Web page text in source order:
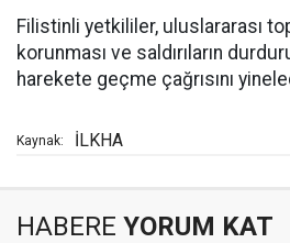
Filistinli yetkililer, uluslararası
korunması ve saldırıların
harekete geçme çağrısını
Kaynak: İLKHA
HABERE YORUM KAT